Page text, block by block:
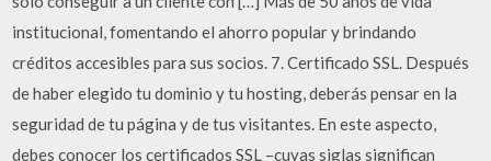
institucional, fomentando el ahorro popular y brindando
créditos accesibles para sus socios. 7. Certificado SSL. Después
de haber elegido tu dominio y tu hosting, deberás pensar en la
seguridad de tu página y de tus visitantes. En este aspecto,
debes conocer los certificados SSL –cuyas siglas significan